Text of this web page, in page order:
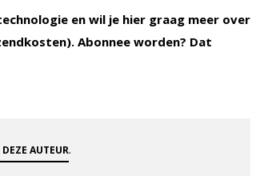
en wil je hier graag meer over
Abonnee worden? Dat
AUTEUR.